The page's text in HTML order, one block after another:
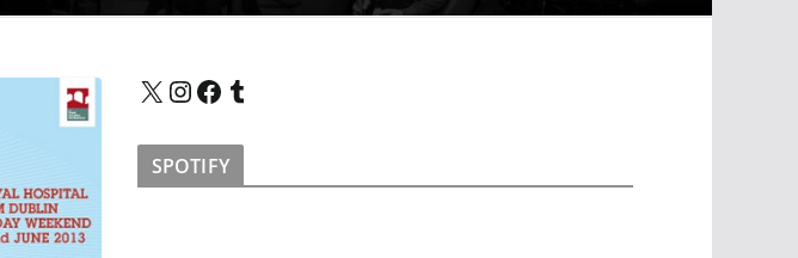
X InstagramFacebook Tumblr
SPOTIFY